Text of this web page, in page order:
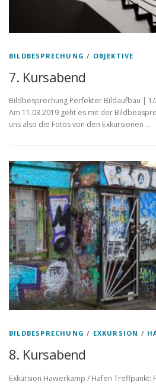
BILDBESPRECHUNG / OBJEKTIVE
7. Kursabend
Bildbesprechung Perfekter Bildaufbau | 1/
Am 11.03.2019 geht es mit der
uns also die Fotos von den Exkursionen …
BILDBESPRECHUNG / EXKURSION /
8. Kursabend
Exkursion Hawerkamp / Hafen Treffpunkt: